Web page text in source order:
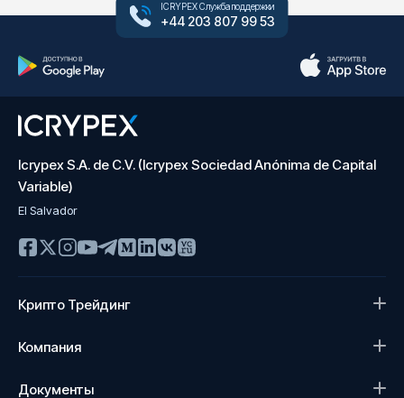
ICRYPEX Служба поддержки
+44 203 807 99 53
Icrypex S.A. de C.V. (Icrypex Sociedad Anónima de Capital
Variable)
El Salvador
Крипто Трейдинг
Компания
Документы